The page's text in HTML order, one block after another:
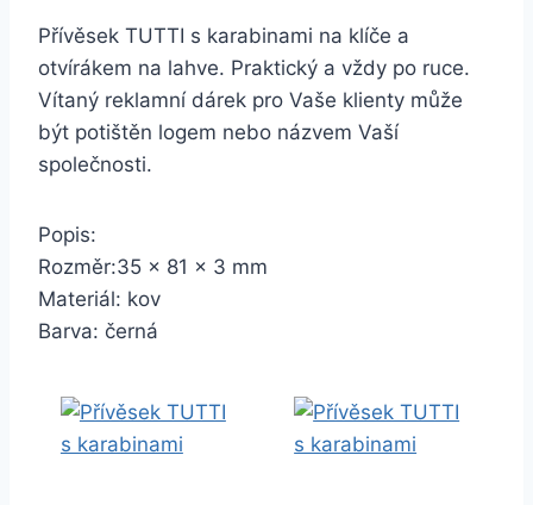
Přívěsek TUTTI s karabinami na klíče a
otvírákem na lahve. Praktický a vždy po ruce.
Vítaný reklamní dárek pro Vaše klienty může
být potištěn logem nebo názvem Vaší
společnosti.
Popis:
Rozměr:35 x 81 x 3 mm
Materiál: kov
Barva: černá